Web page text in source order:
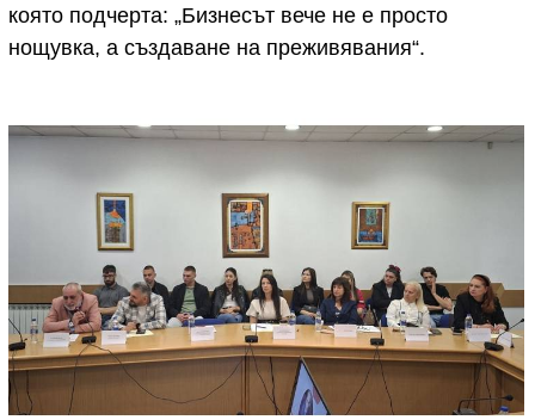
която подчерта: „Бизнесът вече не е просто
нощувка, а създаване на преживявания“.